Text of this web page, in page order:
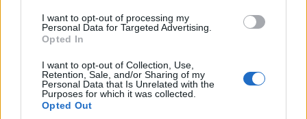
I want to opt-out of processing my
Personal Data for Targeted Advertising.
Opted In
I want to opt-out of Collection, Use,
Retention, Sale, and/or Sharing of my
Personal Data that Is Unrelated with the
Purposes for which it was collected.
Opted Out
απασχόληση) ή 15,29 ευρώ x 3 = 45,87 ευρώ
(μερική απασχόληση).
μπορεί να ξεπερνά τα 25 ημερήσια επιδόματα
ανεργίας για όσους το δικαιούνται ολόκληρο.